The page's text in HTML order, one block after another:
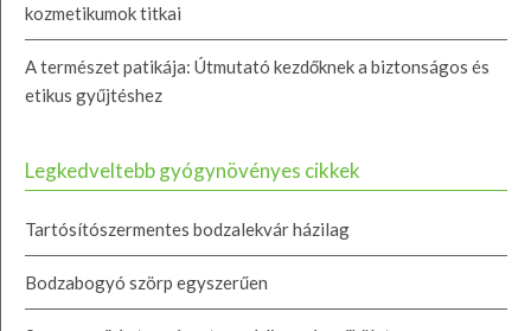
kozmetikumok titkai
A természet patikája: Útmutató kezdőknek a biztonságos és
etikus gyűjtéshez
Legkedveltebb gyógynövényes cikkek
Tartósítószermentes bodzalekvár házilag
Bodzabogyó szörp egyszerűen